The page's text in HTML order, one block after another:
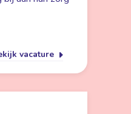
vacature